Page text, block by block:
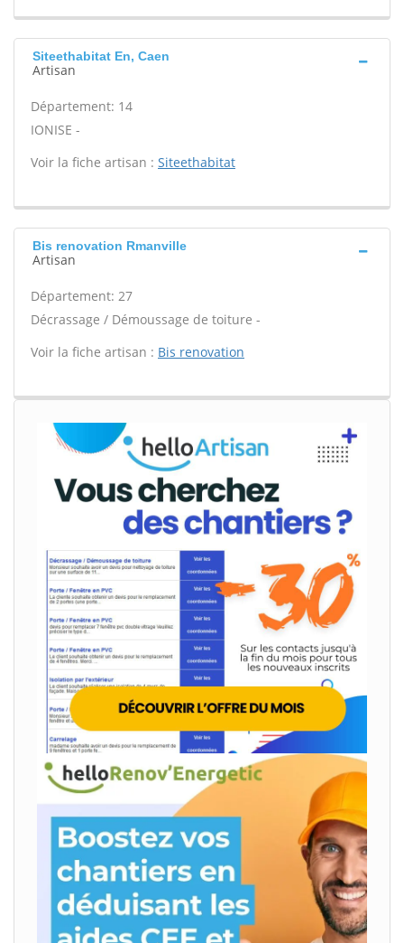
Siteethabitat En, Caen
Artisan
Département: 14
IONISE -
Voir la fiche artisan : Siteethabitat
Bis renovation Rmanville
Artisan
Département: 27
Décrassage / Démoussage de toiture -
Voir la fiche artisan : Bis renovation